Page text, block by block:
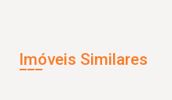
Imóveis Similares